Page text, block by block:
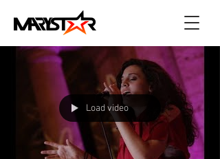
Load video